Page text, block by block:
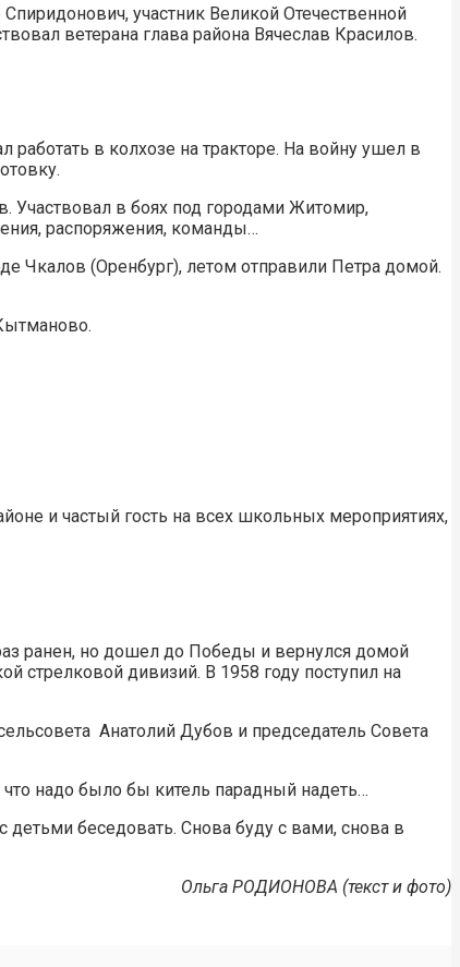
участник Великой Отечественной
ветерана глава района Вячеслав Красилов.
в колхозе на тракторе. На войну ушел в
Участвовал в боях под городами Житомир,
распоряжения, команды…
Чкалов (Оренбург), летом отправили Петра домой.
и частый гость на всех школьных мероприятиях,
ранен, но дошел до Победы и вернулся домой
дивизий. В 1958 году поступил на
Анатолий Дубов и председатель Совета
что надо было бы китель парадный надеть…
беседовать. Снова буду с вами, снова в
Ольга РОДИОНОВА (текст и фото)